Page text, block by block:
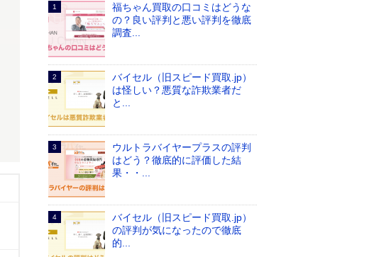
福ちゃん買取の口コミはどうな
の？良い評判と悪い評判を徹底
調査...
バイセル（旧スピード買取.jp）
は怪しい？悪質な詐欺業者だ
と...
ウルトラバイヤープラスの評判
はどう？徹底的に評価した結
果・・...
バイセル（旧スピード買取.jp）
の評判が気になったので徹底
的...